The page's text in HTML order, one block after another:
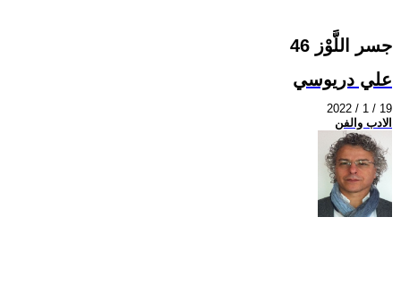
جسر اللَّوْز 46
علي دريوسي
2022 / 1 / 19
الادب والفن